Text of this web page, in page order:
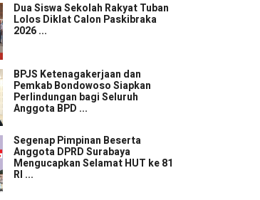
Dua Siswa Sekolah Rakyat Tuban
Lolos Diklat Calon Paskibraka
2026 ...
BPJS Ketenagakerjaan dan
Pemkab Bondowoso Siapkan
Perlindungan bagi Seluruh
Anggota BPD ...
Segenap Pimpinan Beserta
Anggota DPRD Surabaya
Mengucapkan Selamat HUT ke 81
RI ...